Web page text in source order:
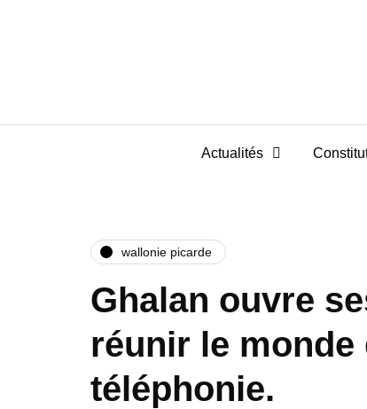
Actualités
wallonie picarde
Ghalan ouvre
réunir le monde
téléphonie.